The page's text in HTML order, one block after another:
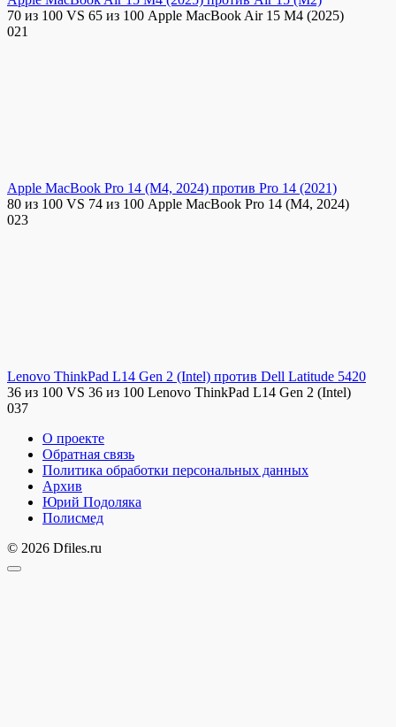
70 из 100 VS 65 из 100 Apple MacBook Air 15 M4 (2025)
021
Apple MacBook Pro 14 (M4, 2024) против Pro 14 (2021)
80 из 100 VS 74 из 100 Apple MacBook Pro 14 (M4, 2024)
023
Lenovo ThinkPad L14 Gen 2 (Intel) против Dell Latitude 5420
36 из 100 VS 36 из 100 Lenovo ThinkPad L14 Gen 2 (Intel)
037
О проекте
Обратная связь
Политика обработки персональных данных
Архив
Юрий Подоляка
Полисмед
© 2026 Dfiles.ru